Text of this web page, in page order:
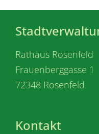
Rathaus Rosenfeld
Frauenberggasse 1
72348 Rosenfeld
Kontakt